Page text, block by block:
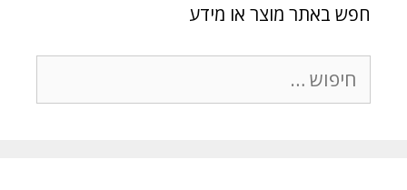
חפש באתר מוצר או מידע
חיפוש: